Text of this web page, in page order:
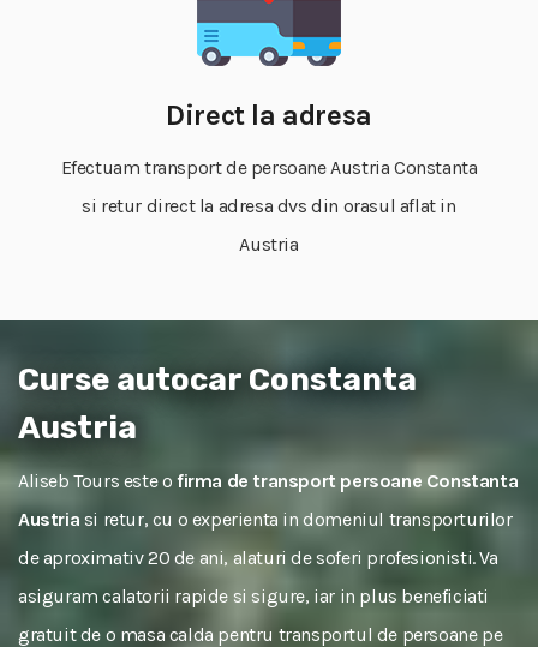
Direct la adresa
Efectuam transport de persoane Austria Constanta
si retur direct la adresa dvs din orasul aflat in
Austria
Curse autocar Constanta
Austria
Aliseb Tours este o firma de transport persoane Constanta
Austria si retur, cu o experienta in domeniul transporturilor
de aproximativ 20 de ani, alaturi de soferi profesionisti. Va
asiguram calatorii rapide si sigure, iar in plus beneficiati
gratuit de o masa calda pentru transportul de persoane pe